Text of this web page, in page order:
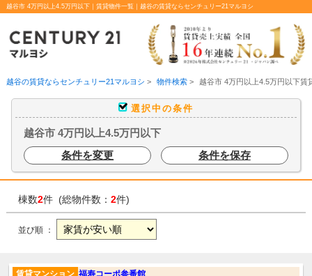
越谷市 4万円以上4.5万円以下｜賃貸物件一覧｜越谷の賃貸ならセンチュリー21マルヨシ
越谷の賃貸ならセンチュリー21マルヨシ > 物件検索> 越谷市 4万円以上4.5万円以下賃
選択中の条件
越谷市 4万円以上4.5万円以下
条件を変更
条件を保存
棟数2件 (総物件数：2件)
並び順 ：
福寿コーポ参番館
賃貸マンション